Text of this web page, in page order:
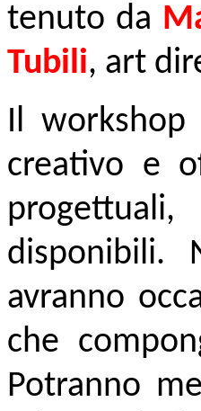
tenuto da
Tubili, art
Il
creativo e
disponibili.
avranno
che
Potranno